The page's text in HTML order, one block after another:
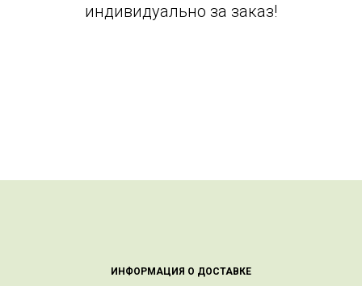
индивидуально за заказ!
ИНФОРМАЦИЯ О ДОСТАВКЕ